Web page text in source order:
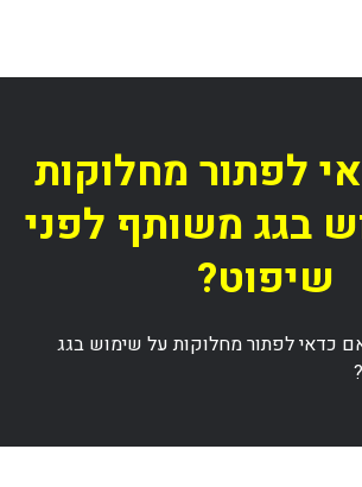
לפתור מחלוקות
בגג משותף לפני
שיפוט?
כדאי לפתור מחלוקות על שימוש בגג